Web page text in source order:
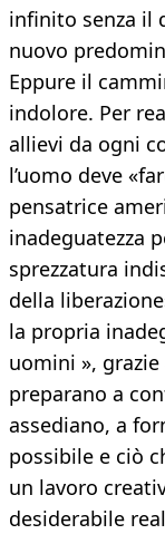
infinito senza il
nuovo
Eppure il
indolore. Per
allievi da ogni
l’uomo deve
pensatrice
inadeguatezza
sprezzatura
della
la propria
uomini »,
preparano a
assediano, a
possibile e ciò
un lavoro
desiderabile